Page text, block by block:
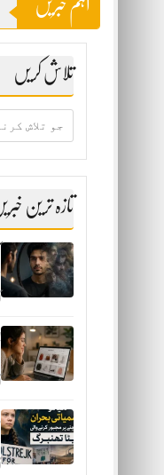
اہم خبریں
آپ کے چہرے کی وہ حقیقت، جو آئینہ بھی آپ کو نہیں
تلاش کریں
چاہ
رہے
تازہ ترین